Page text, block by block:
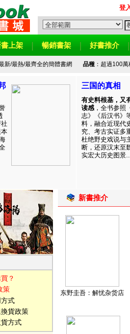
登
上架 暢銷書架 好書推介
新/最熱/最齊全的簡體書網 品種：超過100萬
三国的真相
有史料根基，又
读感 ，全书参照
志》《后汉书》
料，融合近现代
究、考古实证多
杜绝野史戏说与
断，还原汉末至
实宏大历史图景
？
策
式
貨政策
方式
新書推介
东野圭吾：解忧杂货店